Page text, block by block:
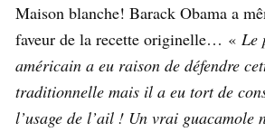
Maison blanche! Barack Obama a
faveur de la recette originelle… « Le
américain a eu raison de défendre
traditionnelle mais il a eu tort de
l’usage de l’ail ! Un vrai guacamole